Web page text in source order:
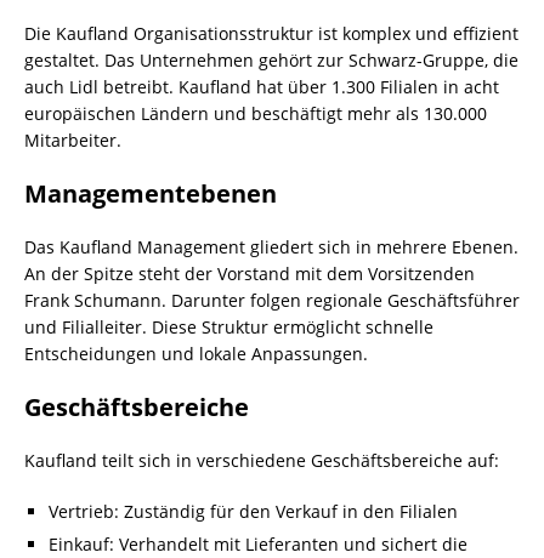
Die Kaufland Organisationsstruktur ist komplex und effizient
gestaltet. Das Unternehmen gehört zur Schwarz-Gruppe, die
auch Lidl betreibt. Kaufland hat über 1.300 Filialen in acht
europäischen Ländern und beschäftigt mehr als 130.000
Mitarbeiter.
Managementebenen
Das Kaufland Management gliedert sich in mehrere Ebenen.
An der Spitze steht der Vorstand mit dem Vorsitzenden
Frank Schumann. Darunter folgen regionale Geschäftsführer
und Filialleiter. Diese Struktur ermöglicht schnelle
Entscheidungen und lokale Anpassungen.
Geschäftsbereiche
Kaufland teilt sich in verschiedene Geschäftsbereiche auf:
Vertrieb: Zuständig für den Verkauf in den Filialen
Einkauf: Verhandelt mit Lieferanten und sichert die